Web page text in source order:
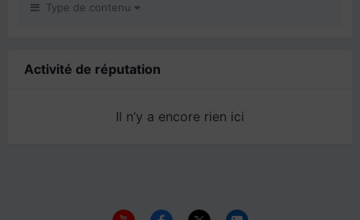
Type de contenu
Activité de réputation
Il n’y a encore rien ici